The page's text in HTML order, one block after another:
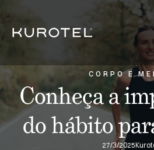
CORPO E
Conheça a
do hábito
27/3/2025